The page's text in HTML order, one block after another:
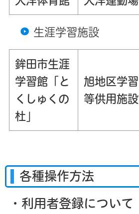
生涯学習施設
鉾田市生涯
学習館「と
くしゅくの
杜」
旭地区学習
等供用施設
各種操作方法
・利用者登録について